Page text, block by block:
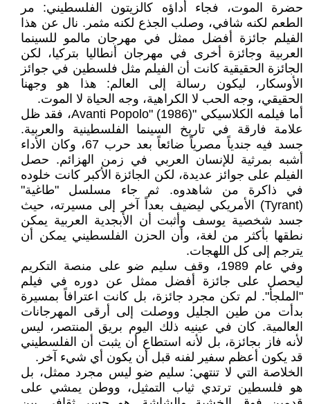
حضرة الموت، فجاء أداؤه كالزيتون الفلسطيني: مر
الطعم لكنه شافي، وصلب الجذع لكنه مثمر. نال عن هذا
الفيلم جائزة أفضل ممثل في مهرجان مالمو للسينما
العربية وجائزة أخرى في مهرجان أنطاليا بتركيا، لكن
الجائزة الحقيقية كانت أن الفيلم مثل فلسطين في جوائز
الأوسكار، ليكون رسالة إلى العالم: هذا هو وجهنا
الحقيقي، وجه الحب لا الكراهية، وجه الحياة لا الموت.
أما فيلمه الكلاسيكي "Avanti Popolo" (1986)، فقد ظل
علامة فارقة في تاريخ السينما الفلسطينية والعربية.
جسد فيه جندياً مصرياً ضائعاً بعد حرب 67، وكان الأداء
أشبه بمرثية للإنسان العربي في زمن الهزائم. حصل
الفيلم على جوائز عديدة، لكن الجائزة الأكبر كانت خلوده
في ذاكرة من شاهدوه. ثم جاء مسلسل "طاغية"
(Tyrant) الأمريكي ليضيف بعداً آخر إلى مسيرته، حيث
جسد شخصية يوسف وأثبت أن الأبجدية العربية يمكن
نطقها بأكثر من لغة، وأن الحزن الفلسطيني يمكن أن
يترجم إلى كل اللهجات.
وفي عام 1989، وقف سليم ضو على منصة التكريم
ليحصل على جائزة أفضل ممثل عن دوره في فيلم
"الملجأ". لم تكن مجرد جائزة، بل كانت اعترافاً بمسيرة
بدأت من طين الجليل ووصلت إلى أرقى المهرجانات
العالمية. كان في عينيه ذلك اليوم بريق المنتصر، ليس
لأنه فاز بجائزة، بل لأنه استطاع أن يثبت أن الفلسطيني
قد يكون أعظم سفير لفنه قبل أن يكون أي شيء آخر.
الخلاصة التي لا تنتهي: سليم ضو ليس مجرد ممثل، بل
هو فلسطين ترتدي ثياب التمثيل، ووطن يمشي على